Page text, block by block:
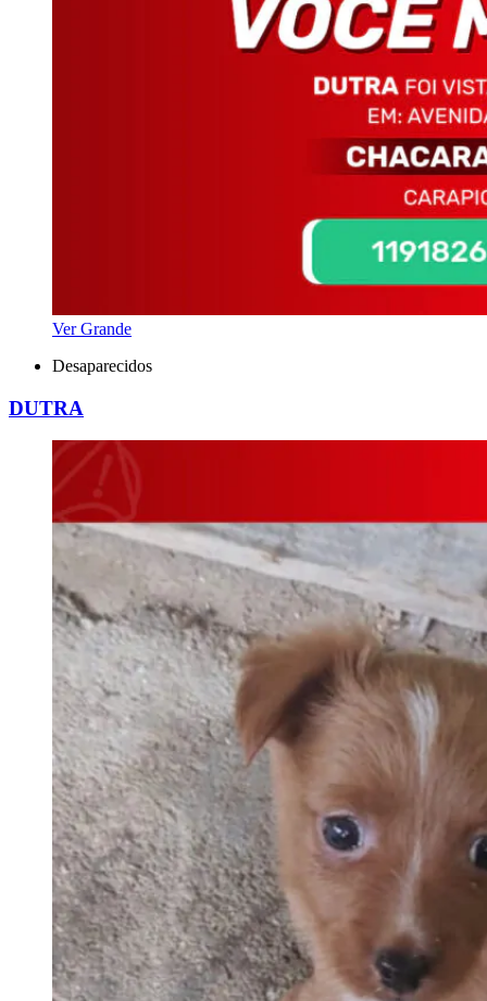
Ver Grande
Desaparecidos
DUTRA